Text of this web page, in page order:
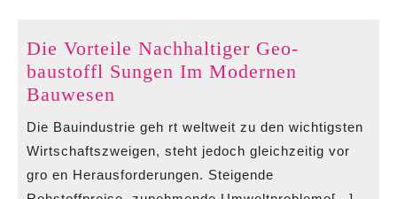
Bags
Die Vorteile Nachhaltiger Geo-
baustoffl Sungen Im Modernen
Bauwesen
Vorteile
Nachhaltiger
Geo-
baustoffl
Die Bauindustrie geh rt weltweit zu den wichtigsten
Wirtschaftszweigen, steht jedoch gleichzeitig vor
gro en Herausforderungen. Steigende